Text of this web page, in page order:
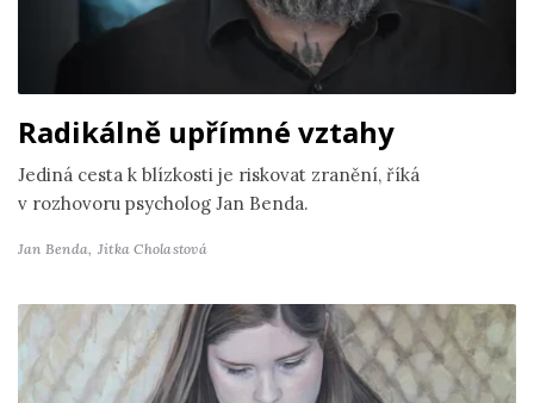
Radikálně upřímné vztahy
Jediná cesta k blízkosti je riskovat zranění, říká
v rozhovoru psycholog Jan Benda.
Jan Benda, Jitka Cholastová